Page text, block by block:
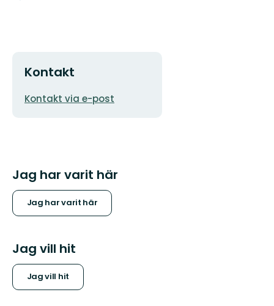
Kontakt
E-
Kontakt via e-post
Jag har varit här
Jag har varit här
Jag vill hit
Jag vill hit